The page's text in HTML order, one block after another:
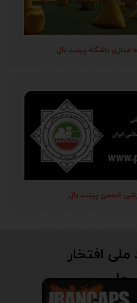
اندازی باشگاه پینت بال
انجمن پینت بال
ملی افتخار
ملی